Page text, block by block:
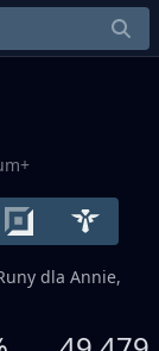
dla Annie,